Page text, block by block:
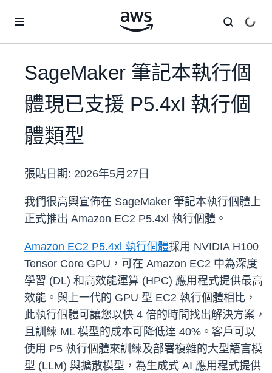
SageMaker 筆記本執行個
體現已支援 P5.4xl 執行個
體類型
張貼日期: 2026年5月27日
我們很高興宣佈在 SageMaker 筆記本執行個體上
正式推出 Amazon EC2 P5.4xl 執行個體。
Amazon EC2 P5.4xl 執行個體採用 NVIDIA H100
Tensor Core GPU，可在 Amazon EC2 中為深度
學習 (DL) 和高效能運算 (HPC) 應用程式提供最高
效能。與上一代的 GPU 型 EC2 執行個體相比，
此執行個體可讓您以快 4 倍的時間找出解決方案，
且訓練 ML 模型的成本可降低達 40%。客戶可以
使用 P5 執行個體來訓練及部署複雜的大型語言模
型 (LLM) 與擴散模型，為生成式 AI 應用程式提供